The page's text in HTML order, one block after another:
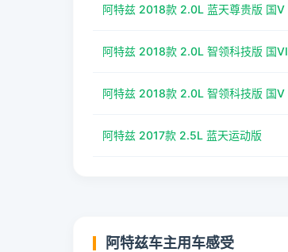
阿特兹 2018款 2.0L 蓝天尊贵版 国V
阿特兹 2018款 2.0L 智领科技版 国VI
阿特兹 2018款 2.0L 智领科技版 国V
阿特兹 2017款 2.5L 蓝天运动版
阿特兹车主用车感受